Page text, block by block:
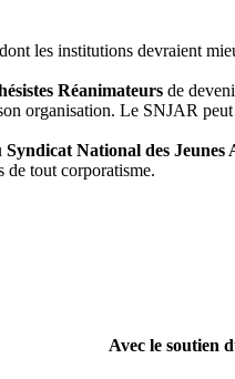
les institutions devraient
Réanimateurs de
organisation. Le SNJAR
Syndicat National des Jeunes
de tout corporatisme.
Avec le soutien